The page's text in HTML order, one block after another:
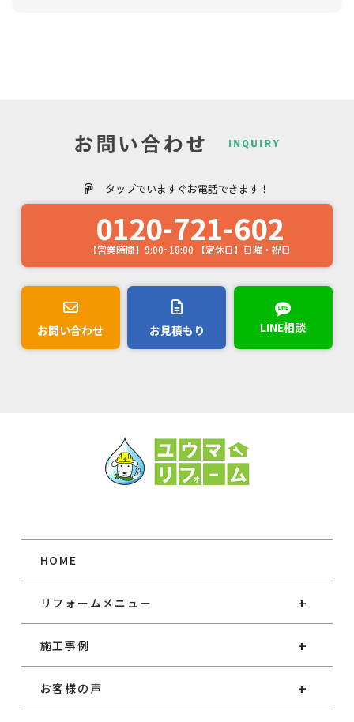
タップでいますぐお電話できます！
0120-721-602
【営業時間】9:00~18:00 【定休日】日曜・祝日
お問い合わせ お見積もり LINE相談
HOME
リフォームメニュー
施工事例
お客様の声